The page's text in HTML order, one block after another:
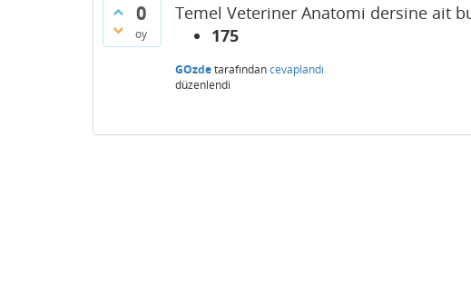
0
oy
Temel Veteriner Anatomi dersine ait
175
GOzdetarafındancevaplandı
düzenlendi